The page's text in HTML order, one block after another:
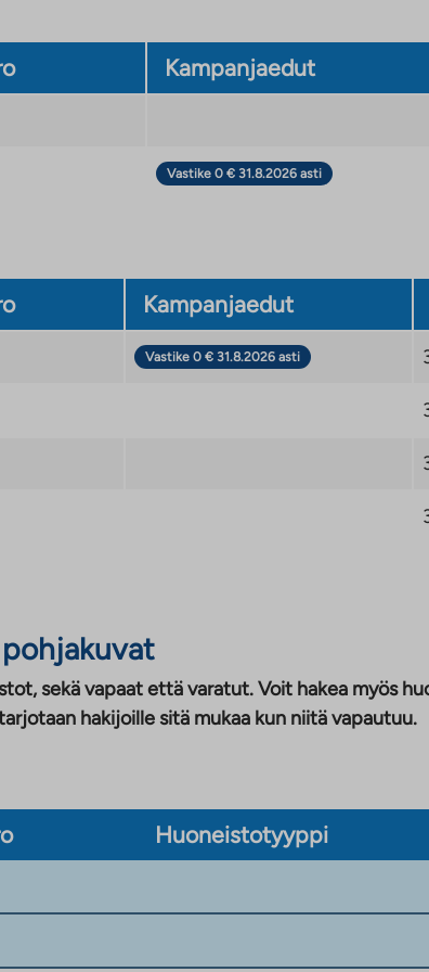
Kampanjaedut
Vastike 0 € 31.8.2026 asti
Kampanjaedut
Vastike 0 € 31.8.2026 asti
sekä vapaat että varatut. Voit hakea myös
hakijoille sitä mukaa kun niitä vapautuu.
Huoneistotyyppi